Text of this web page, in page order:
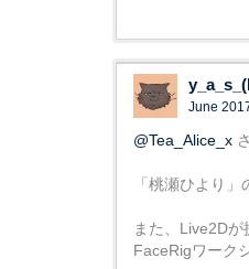
June
@Tea_Alice_x
「桃瀬ひより
また、Live2D
FaceRigワーク